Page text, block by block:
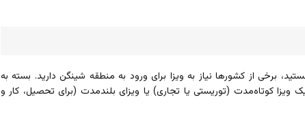
برخی از کشورها نیاز به ویزا برای ورود به منطقه شینگن دارید. بسته به
کوتاه‌مدت (توریستی یا تجاری) یا ویزای بلندمدت (برای تحصیل، کار و